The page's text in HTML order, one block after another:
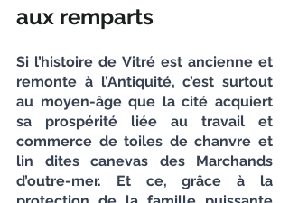
aux remparts
Si l’histoire de Vitré est ancienne et
remonte à l’Antiquité, c’est surtout
au moyen-âge que la cité acquiert
sa prospérité liée au travail et
commerce de toiles de chanvre et
lin dites canevas des Marchands
d’outre-mer. Et ce, grâce à la